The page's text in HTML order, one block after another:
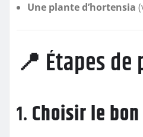
Une plante d’hortensia
📍 Étapes
1.Choisir le